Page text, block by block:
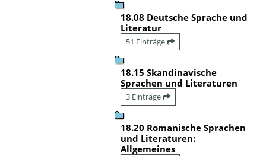
18.08 Deutsche Sprache und
Literatur
51 Einträge
18.15 Skandinavische
Sprachen und Literaturen
3 Einträge
18.20 Romanische Sprachen
und Literaturen:
Allgemeines